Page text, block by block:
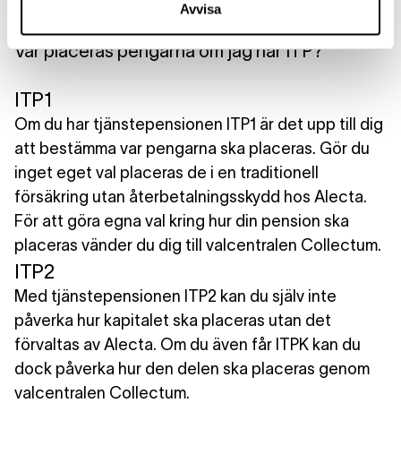
Avvisa
Var placeras pengarna om jag har ITP?
ITP1
Om du har tjänstepensionen ITP1 är det upp till dig
att bestämma var pengarna ska placeras. Gör du
inget eget val placeras de i en traditionell
försäkring utan återbetalningsskydd hos Alecta.
För att göra egna val kring hur din pension ska
placeras vänder du dig till valcentralen Collectum.
ITP2
Med tjänstepensionen ITP2 kan du själv inte
påverka hur kapitalet ska placeras utan det
förvaltas av Alecta. Om du även får ITPK kan du
dock påverka hur den delen ska placeras genom
valcentralen Collectum.